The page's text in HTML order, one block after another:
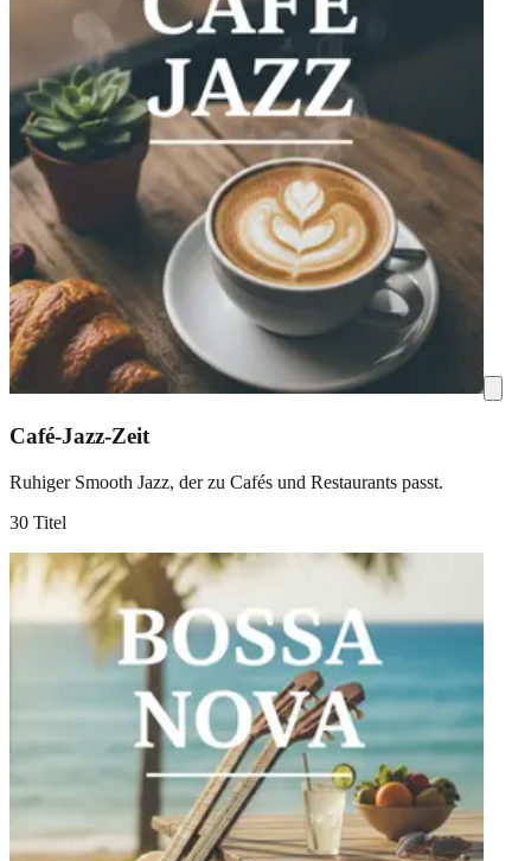
Café-Jazz-Zeit
Ruhiger Smooth Jazz, der zu Cafés und Restaurants passt.
30 Titel